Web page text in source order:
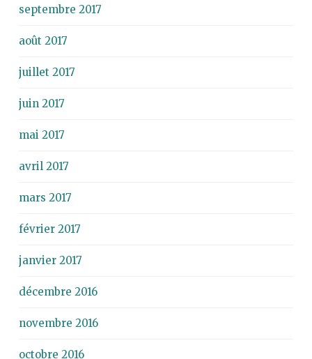
septembre 2017
août 2017
juillet 2017
juin 2017
mai 2017
avril 2017
mars 2017
février 2017
janvier 2017
décembre 2016
novembre 2016
octobre 2016